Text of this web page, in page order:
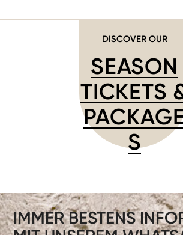
DISCOVER OUR
SEASON
TICKETS
S
IMMER BESTENS